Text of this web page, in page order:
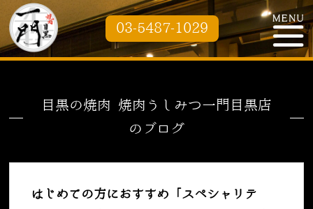
03-5487-1029
目黒の焼肉 焼肉うしみつ一門目黒店
のブログ
はじめての方におすすめ「スペシャリテ